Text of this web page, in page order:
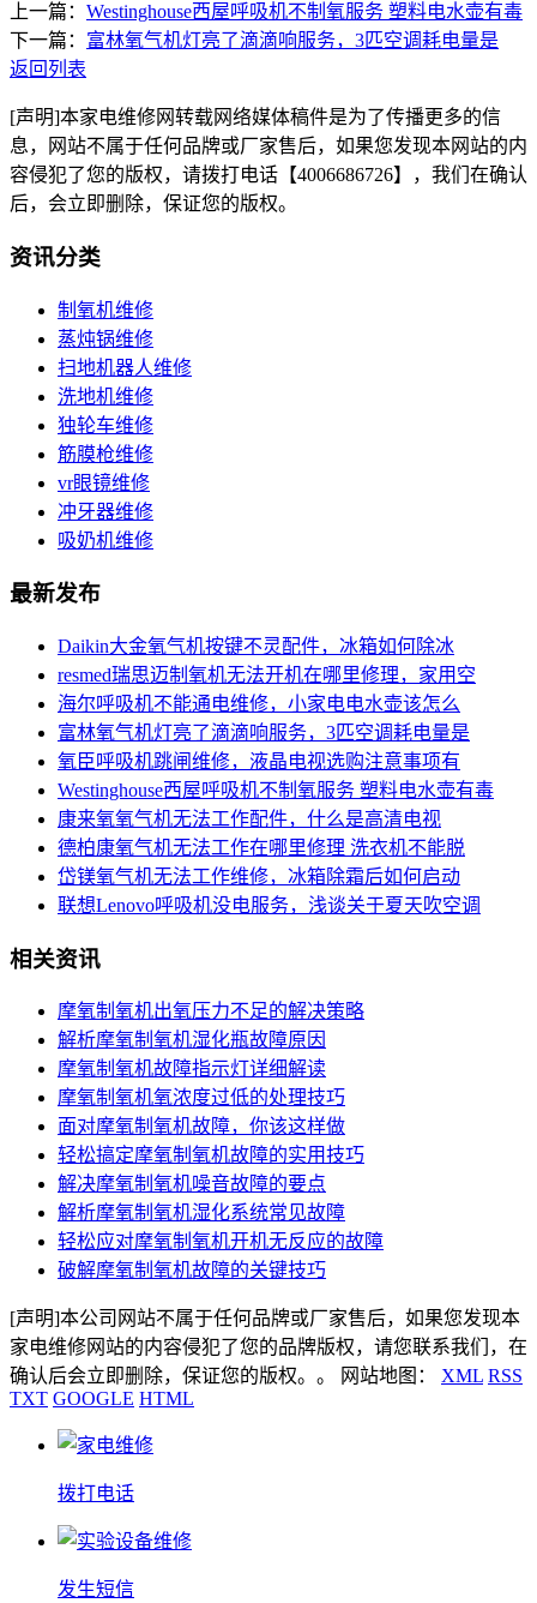
上一篇： Westinghouse西屋呼吸机不制氧服务 塑料电水壶有毒
下一篇： 富林氧气机灯亮了滴滴响服务，3匹空调耗电量是
返回列表
[声明]本家电维修网转载网络媒体稿件是为了传播更多的信
息，网站不属于任何品牌或厂家售后，如果您发现本网站的内
容侵犯了您的版权，请拨打电话【4006686726】，我们在确认
后，会立即删除，保证您的版权。
资讯分类
制氧机维修
蒸炖锅维修
扫地机器人维修
洗地机维修
独轮车维修
筋膜枪维修
vr眼镜维修
冲牙器维修
吸奶机维修
最新发布
Daikin大金氧气机按键不灵配件，冰箱如何除冰
resmed瑞思迈制氧机无法开机在哪里修理，家用空
海尔呼吸机不能通电维修，小家电电水壶该怎么
富林氧气机灯亮了滴滴响服务，3匹空调耗电量是
氧臣呼吸机跳闸维修，液晶电视选购注意事项有
Westinghouse西屋呼吸机不制氧服务 塑料电水壶有毒
康来氧氧气机无法工作配件，什么是高清电视
德柏康氧气机无法工作在哪里修理 洗衣机不能脱
岱镁氧气机无法工作维修，冰箱除霜后如何启动
联想Lenovo呼吸机没电服务，浅谈关于夏天吹空调
相关资讯
摩氧制氧机出氧压力不足的解决策略
解析摩氧制氧机湿化瓶故障原因
摩氧制氧机故障指示灯详细解读
摩氧制氧机氧浓度过低的处理技巧
面对摩氧制氧机故障，你该这样做
轻松搞定摩氧制氧机故障的实用技巧
解决摩氧制氧机噪音故障的要点
解析摩氧制氧机湿化系统常见故障
轻松应对摩氧制氧机开机无反应的故障
破解摩氧制氧机故障的关键技巧
[声明]本公司网站不属于任何品牌或厂家售后，如果您发现本
家电维修网站的内容侵犯了您的品牌版权，请您联系我们，在
确认后会立即删除，保证您的版权。。 网站地图： XML RSS
TXT GOOGLE HTML
拨打电话
发生短信